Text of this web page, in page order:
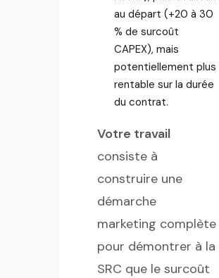
au départ (+20 à 30
% de surcoût
CAPEX), mais
potentiellement plus
rentable sur la durée
du contrat.
Votre travail
consiste à
construire une
démarche
marketing complète
pour démontrer à la
SRC que le surcoût